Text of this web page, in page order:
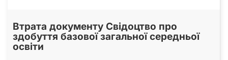
Втрата документу Свідоцтво про
здобуття базової загальної середньої
освіти